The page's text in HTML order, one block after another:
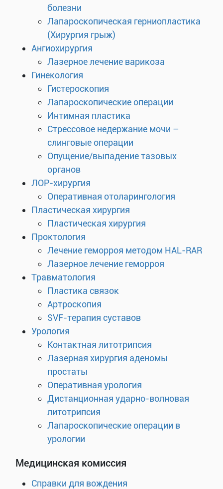
болезни
Лапароскопическая герниопластика
(Хирургия грыж)
Ангиохирургия
Лазерное лечение варикоза
Гинекология
Гистероскопия
Лапароскопические операции
Интимная пластика
Стрессовое недержание мочи –
слинговые операции
Опущение/выпадение тазовых
органов
ЛОР-хирургия
Оперативная отоларингология
Пластическая хирургия
Пластическая хирургия
Проктология
Лечение геморроя методом HAL-RAR
Лазерное лечение геморроя
Травматология
Пластика связок
Артроскопия
SVF-терапия суставов
Урология
Контактная литотрипсия
Лазерная хирургия аденомы
простаты
Оперативная урология
Дистанционная ударно-волновая
литотрипсия
Лапароскопические операции в
урологии
Медицинская комиссия
Справки для вождения